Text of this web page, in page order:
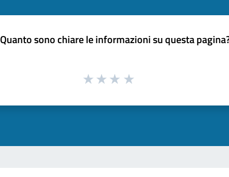
Quanto sono chiare le informazioni su questa